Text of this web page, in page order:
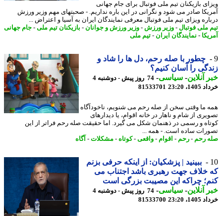
بازیکنان تیم ملی فوتبال برای جام جهانی
صادر می شود و نگرانی در این باره نداریم. - صحبتهای مهم وزیر ورزش
ویزای تیم ملی فوتبال معرفی نمایندگان ایران به آسیا و اعتراض ...
ملی فوتبال-وزیر ورزش -وزیر ورزش و جوانان-بازیکنان تیم ملی -جام جهانی
- نمایندگان ایران - تیم ملی
چطور با صله رحم، دل ها را شاد و
را آسان کنیم؟
آنلاین-سیاسی-
74 روز پیش - دوشنبه 4
23:20
81533701
ما وقتی سخن از صله رحم می شنویم، ناخودآگاه
از شام و ناهار در خانه اقوام، یا دیدارهای
و رسمی در ذهنمان شکل می گیرد. اما حقیقت صله رحم فراتر از این
ساده است. - همه ...
رحم -رحم -اقوام-واقعی -کوتاه-مشکلات-آگاه
ببینید | پزشکیان: از اینکه حرفی بزنم
خلاف جهت رهبری باشد اجتناب می
چراکه این مصیبت بزرگی است
آنلاین-سیاسی-
74 روز پیش - دوشنبه 4
23:20
81533700